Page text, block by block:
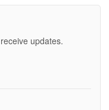
updates.